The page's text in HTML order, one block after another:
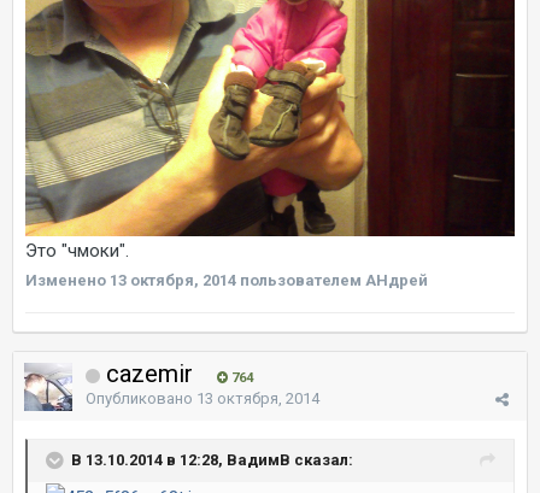
Это "чмоки".
Изменено 13 октября, 2014 пользователем AHдрей
cazemir 764
Опубликовано 13 октября, 2014
В 13.10.2014 в 12:28, ВадимВ сказал: